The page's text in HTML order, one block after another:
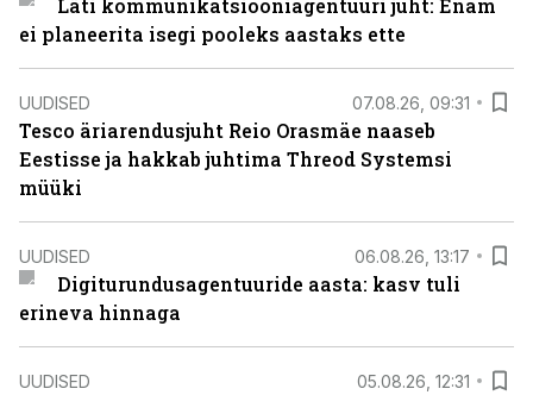
Läti kommunikatsiooniagentuuri juht: Enam
ei planeerita isegi pooleks aastaks ette
UUDISED 07.08.26, 09:31
Tesco äriarendusjuht Reio Orasmäe naaseb
Eestisse ja hakkab juhtima Threod Systemsi
müüki
UUDISED 06.08.26, 13:17
Digiturundusagentuuride aasta: kasv tuli
erineva hinnaga
UUDISED 05.08.26, 12:31